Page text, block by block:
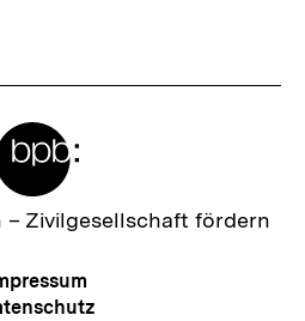
– Zivilgesellschaft fördern
Meta-
Navigation